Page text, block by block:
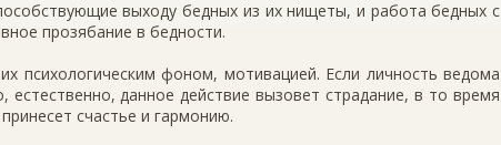
выходу бедных из их нищеты, и работа бедных с
прозябание в бедности.
психологическим фоном, мотивацией. Если личность ведома
данное действие вызовет страдание, в то время
счастье и гармонию.